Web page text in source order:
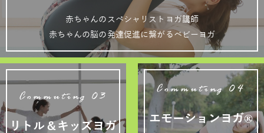
赤ちゃんのスペシャリストヨガ講師
赤ちゃんの脳の発達促進に繋がるベビーヨガ
Commuting 03
リトル＆キッズヨガ
Commuting 04
エモーションヨガ®